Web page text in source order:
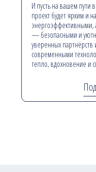
И пусть на вашем пути
проект будет ярким
энергоэффективными,
— безопасными и
уверенных
современными
тепло, вдохновение и